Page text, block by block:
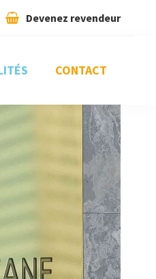
Devenez revendeur
CONTACT